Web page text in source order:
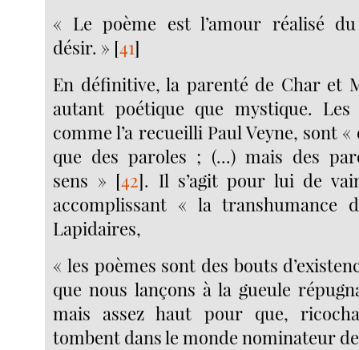
« Le poème est l’amour réalisé
désir. » [41]
En définitive, la parenté de Char et
autant poétique que mystique.
comme l’a recueilli Paul Veyne, sont
que des paroles ; (...) mais des
sens » [42]. Il s’agit pour lui de
accomplissant « la transhumance
Lapidaires,
« les poèmes sont des bouts
que nous lançons à la gueule
mais assez haut pour que,
tombent dans le monde nominateur